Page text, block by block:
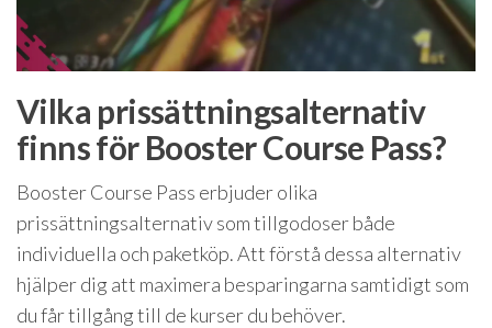
Vilka prissättningsalternativ
finns för Booster Course Pass?
Booster Course Pass erbjuder olika
prissättningsalternativ som tillgodoser både
individuella och paketköp. Att förstå dessa alternativ
hjälper dig att maximera besparingarna samtidigt som
du får tillgång till de kurser du behöver.